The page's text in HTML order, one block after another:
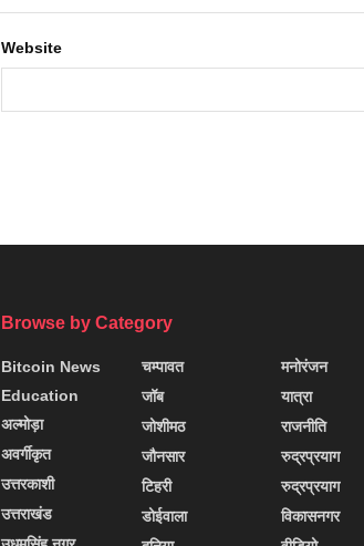
Website
Browse by Category
Bitcoin News
Education
अल्मोड़ा
अवर्गीकृत
उत्तरकाशी
उत्तराखंड
चम्पावत
जॉब
जोशीमठ
जौनसार
टिहरी
डोईवाला
मनोरंजन
यात्रा
राजनीति
रुद्रप्रयाग
रुद्रप्रयाग
विकासनगर